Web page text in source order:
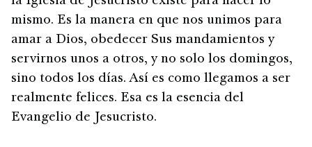
mismo. Es la manera en que nos unimos para
amar a Dios, obedecer Sus mandamientos y
servirnos unos a otros, y no solo los domingos,
sino todos los días. Así es como llegamos a ser
realmente felices. Esa es la esencia del
Evangelio de Jesucristo.